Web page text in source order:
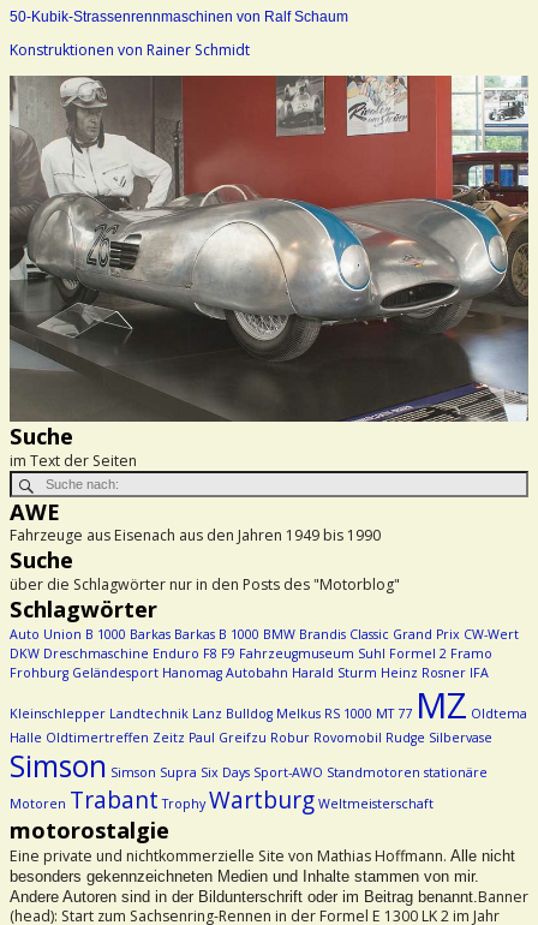
50-Kubik-Strassenrennmaschinen von Ralf Schaum
Konstruktionen von Rainer Schmidt
Suche
im Text der Seiten
AWE
Fahrzeuge aus Eisenach aus den Jahren 1949 bis 1990
Suche
über die Schlagwörter nur in den Posts des "Motorblog"
Schlagwörter
Auto Union B 1000 Barkas Barkas B 1000 BMW Brandis Classic Grand Prix CW-Wert
DKW Dreschmaschine Enduro F8 F9 Fahrzeugmuseum Suhl Formel 2 Framo
Frohburg Geländesport Hanomag Autobahn Harald Sturm Heinz Rosner IFA
Kleinschlepper Landtechnik Lanz Bulldog Melkus RS 1000 MT 77 MZ Oldtema
Halle Oldtimertreffen Zeitz Paul Greifzu Robur Rovomobil Rudge Silbervase
Simson Simson Supra Six Days Sport-AWO Standmotoren stationäre
Motoren Trabant Trophy Wartburg Weltmeisterschaft
motorostalgie
Eine private und nichtkommerzielle Site von Mathias Hoffmann. Alle nicht
besonders gekennzeichneten Medien und Inhalte stammen von mir.
Andere Autoren sind in der Bildunterschrift oder im Beitrag benannt. Banner
(head): Start zum Sachsenring-Rennen in der Formel E 1300 LK 2 im Jahr